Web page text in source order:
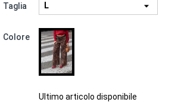
Taglia
Colore MARRONE
Ultimo articolo disponibile